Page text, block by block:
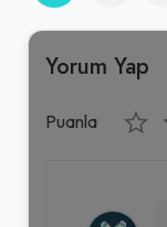
Yorum Yap
Puanla